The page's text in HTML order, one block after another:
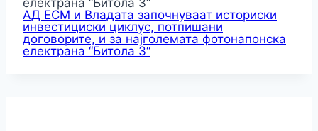
АД ЕСМ и Владата започнуваат историски
инвестициски циклус, потпишани
договорите, и за најголемата фотонапонска
електрана “Битола 3“